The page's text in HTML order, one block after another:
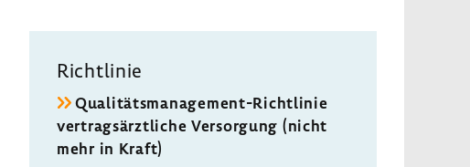
Richt­linie
Qualitätsmanagement-​Richtlinie
vertrags­ärzt­liche Versor­gung (nicht
mehr in Kraft)